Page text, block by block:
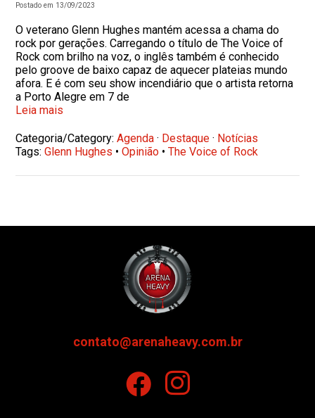
Postado em 13/09/2023
O veterano Glenn Hughes mantém acessa a chama do
rock por gerações. Carregando o título de The Voice of
Rock com brilho na voz, o inglês também é conhecido
pelo groove de baixo capaz de aquecer plateias mundo
afora. E é com seu show incendiário que o artista retorna
a Porto Alegre em 7 de
Leia mais
Categoria/Category:Agenda · Destaque · Notícias
Tags:Glenn Hughes •Opinião •The Voice of Rock
contato@arenaheavy.com.br